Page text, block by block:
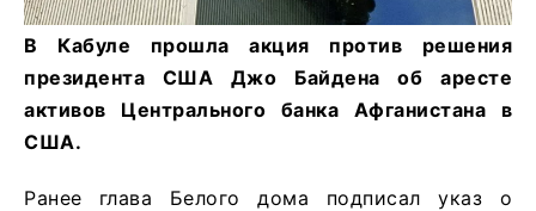
В Кабуле прошла акция против решения
президента США Джо Байдена об аресте
активов Центрального банка Афганистана в
США.
Ранее глава Белого дома подписал указ о